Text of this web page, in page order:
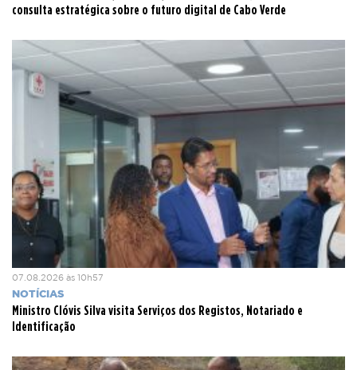
Rabidantes da Praia, Hélida Alves, recordou os prejuízos
causados pelo incêndio e agradeceu o Governo pela a
resposta célere ao ocorrido no passado dia domingo.
consulta estratégica sobre o futuro digital de Cabo Verde
07.08.2026 às 10h57
NOTÍCIAS
Ministro Clóvis Silva visita Serviços dos Registos, Notariado e
Identificação